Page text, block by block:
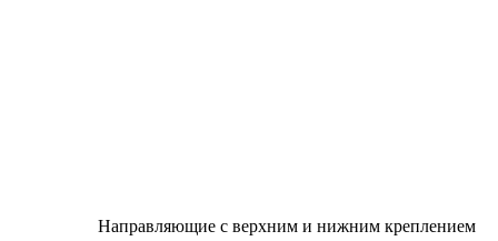
Направляющие с верхним и нижним креплением